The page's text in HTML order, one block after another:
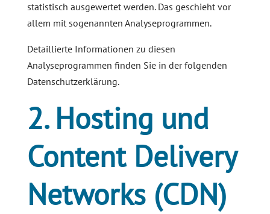
statistisch ausgewertet werden. Das geschieht vor
allem mit sogenannten Analyseprogrammen.
Detaillierte Informationen zu diesen
Analyseprogrammen finden Sie in der folgenden
Datenschutzerklärung.
2. Hosting und
Content Delivery
Networks (CDN)